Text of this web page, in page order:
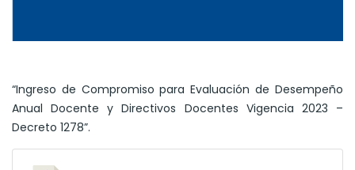
“Ingreso de Compromiso para Evaluación de Desempeño
Anual Docente y Directivos Docentes Vigencia 2023 –
Decreto 1278”.